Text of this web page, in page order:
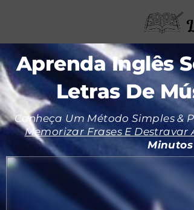
Aprenda Inglês
Letras De
Conheça Um Método Simples &
Memorizar Frases E Destravar